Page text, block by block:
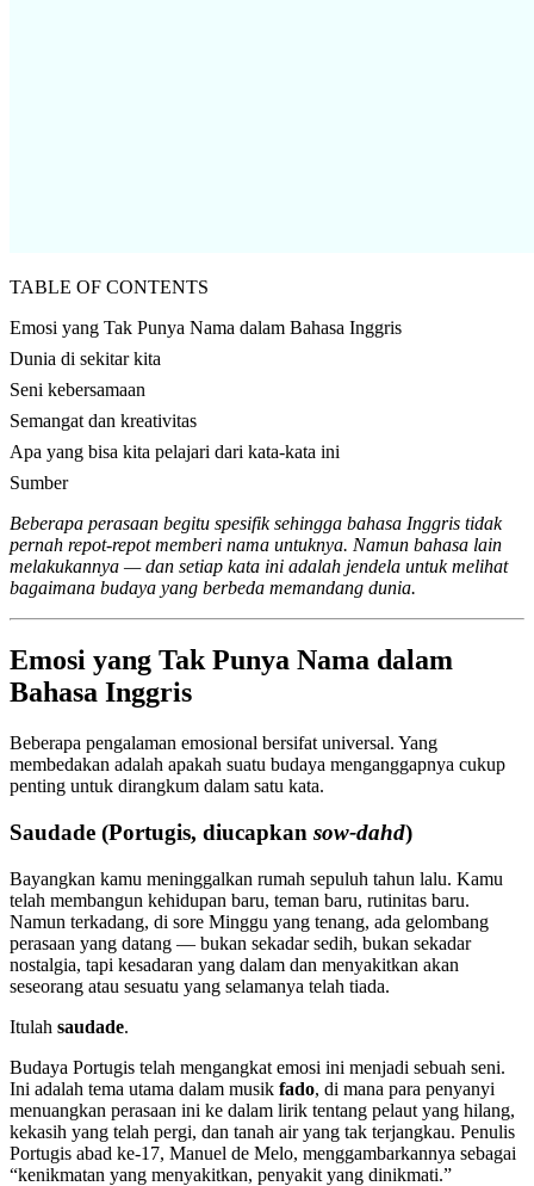
TABLE OF CONTENTS
Emosi yang Tak Punya Nama dalam Bahasa Inggris
Dunia di sekitar kita
Seni kebersamaan
Semangat dan kreativitas
Apa yang bisa kita pelajari dari kata-kata ini
Sumber
Beberapa perasaan begitu spesifik sehingga bahasa Inggris tidak
pernah repot-repot memberi nama untuknya. Namun bahasa lain
melakukannya — dan setiap kata ini adalah jendela untuk melihat
bagaimana budaya yang berbeda memandang dunia.
Emosi yang Tak Punya Nama dalam
Bahasa Inggris
Beberapa pengalaman emosional bersifat universal. Yang
membedakan adalah apakah suatu budaya menganggapnya cukup
penting untuk dirangkum dalam satu kata.
Saudade (Portugis, diucapkan sow-dahd)
Bayangkan kamu meninggalkan rumah sepuluh tahun lalu. Kamu
telah membangun kehidupan baru, teman baru, rutinitas baru.
Namun terkadang, di sore Minggu yang tenang, ada gelombang
perasaan yang datang — bukan sekadar sedih, bukan sekadar
nostalgia, tapi kesadaran yang dalam dan menyakitkan akan
seseorang atau sesuatu yang selamanya telah tiada.
Itulah saudade.
Budaya Portugis telah mengangkat emosi ini menjadi sebuah seni.
Ini adalah tema utama dalam musik fado, di mana para penyanyi
menuangkan perasaan ini ke dalam lirik tentang pelaut yang hilang,
kekasih yang telah pergi, dan tanah air yang tak terjangkau. Penulis
Portugis abad ke-17, Manuel de Melo, menggambarkannya sebagai
“kenikmatan yang menyakitkan, penyakit yang dinikmati.”